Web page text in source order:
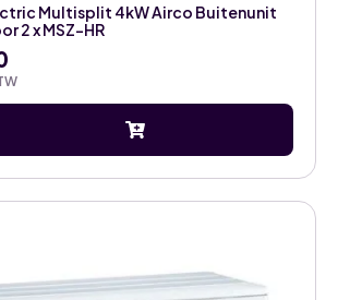
Multisplit 4kW Airco Buitenunit
2 x MSZ-HR